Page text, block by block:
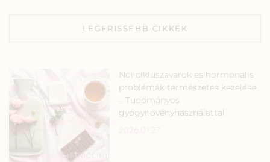
LEGFRISSEBB CIKKEK
Női cikluszavarok és hormonális
problémák természetes kezelése
– Tudományos
gyógynövényhasználattal